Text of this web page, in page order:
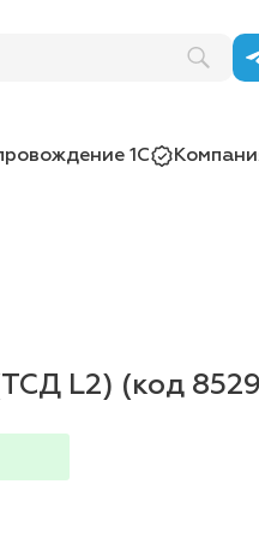
1С
L2) (код